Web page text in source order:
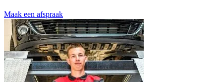
Maak een afspraak